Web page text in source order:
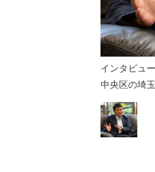
インタビュ
中央区の埼